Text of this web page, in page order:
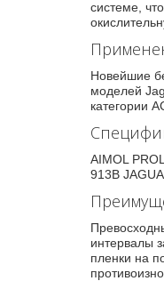
системе,
Новейшие
моделей
категории
AIMOL
913B
интервалы
пленки на